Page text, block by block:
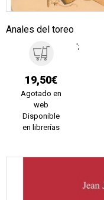
Anales del toreo
19,50€
Agotado en
web
Disponible
en librerías
';